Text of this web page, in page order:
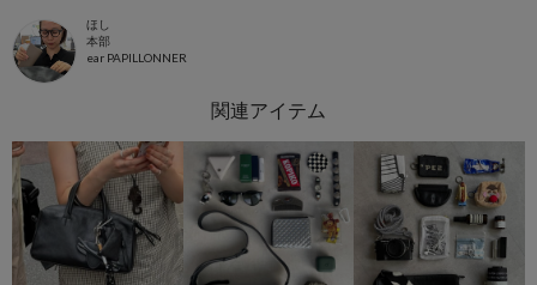
ほし
本部
ear PAPILLONNER